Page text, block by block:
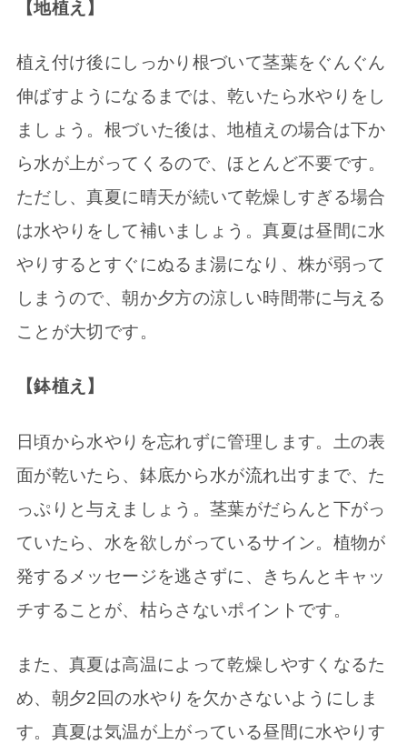
【地植え】
植え付け後にしっかり根づいて茎葉をぐんぐん
伸ばすようになるまでは、乾いたら水やりをし
ましょう。根づいた後は、地植えの場合は下か
ら水が上がってくるので、ほとんど不要です。
ただし、真夏に晴天が続いて乾燥しすぎる場合
は水やりをして補いましょう。真夏は昼間に水
やりするとすぐにぬるま湯になり、株が弱って
しまうので、朝か夕方の涼しい時間帯に与える
ことが大切です。
【鉢植え】
日頃から水やりを忘れずに管理します。土の表
面が乾いたら、鉢底から水が流れ出すまで、た
っぷりと与えましょう。茎葉がだらんと下がっ
ていたら、水を欲しがっているサイン。植物が
発するメッセージを逃さずに、きちんとキャッ
チすることが、枯らさないポイントです。
また、真夏は高温によって乾燥しやすくなるた
め、朝夕2回の水やりを欠かさないようにしま
す。真夏は気温が上がっている昼間に水やりす